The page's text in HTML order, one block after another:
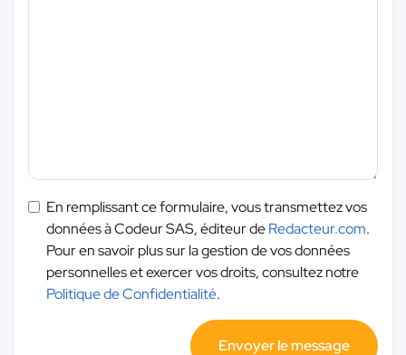
En remplissant ce formulaire, vous transmettez vos
données à Codeur SAS, éditeur deRedacteur.com.
Pour en savoir plus sur la gestion de vos données
personnelles et exercer vos droits, consultez notre
Politique de Confidentialité.